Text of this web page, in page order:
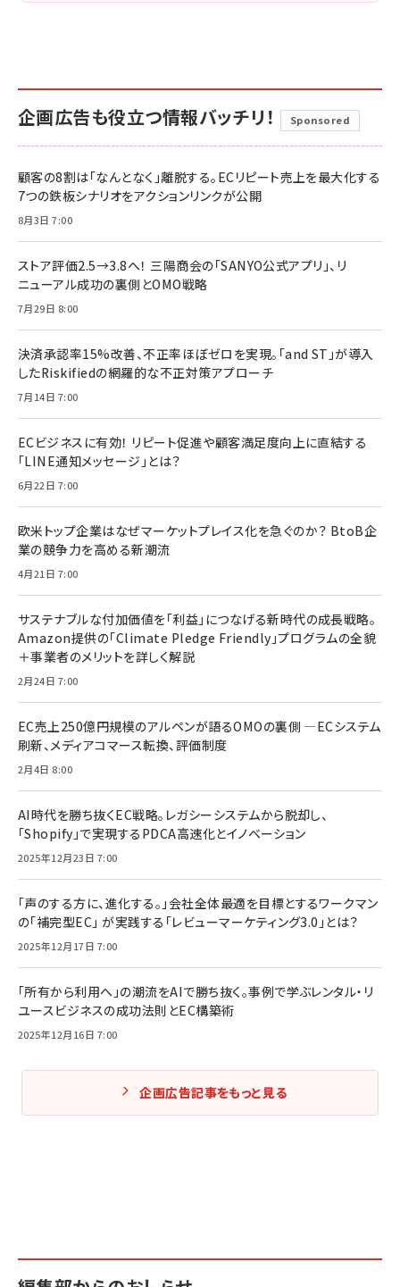
企画広告も役立つ情報バッチリ！ Sponsored
顧客の8割は「なんとなく」離脱する。ECリピート売上を最大化する
7つの鉄板シナリオをアクションリンクが公開
8月3日 7:00
ストア評価2.5→3.8へ！ 三陽商会の「SANYO公式アプリ」、リ
ニューアル成功の裏側とOMO戦略
7月29日 8:00
決済承認率15%改善、不正率ほぼゼロを実現。「and ST」が導入
したRiskifiedの網羅的な不正対策アプローチ
7月14日 7:00
ECビジネスに有効！ リピート促進や顧客満足度向上に直結する
「LINE通知メッセージ」とは？
6月22日 7:00
欧米トップ企業はなぜマーケットプレイス化を急ぐのか？ BtoB企
業の競争力を高める新潮流
4月21日 7:00
サステナブルな付加価値を「利益」につなげる新時代の成長戦略。
Amazon提供の「Climate Pledge Friendly」プログラムの全貌
＋事業者のメリットを詳しく解説
2月24日 7:00
EC売上250億円規模のアルペンが語るOMOの裏側 ―ECシステム
刷新、メディアコマース転換、評価制度
2月4日 8:00
AI時代を勝ち抜くEC戦略。レガシーシステムから脱却し、
「Shopify」で実現するPDCA高速化とイノベーション
2025年12月23日 7:00
「声のする方に、進化する。」会社全体最適を目標とするワークマン
の「補完型EC」 が実践する「レビューマーケティング3.0」とは？
2025年12月17日 7:00
「所有から利用へ」の潮流をAIで勝ち抜く。事例で学ぶレンタル・リ
ユースビジネスの成功法則とEC構築術
2025年12月16日 7:00
企画広告記事をもっと見る